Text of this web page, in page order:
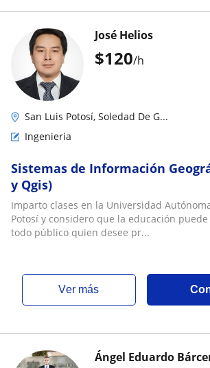
$120/h
José Helios
San Luis Potosí, Soledad De G...
Ingenieria
Sistemas de Información
y Qgis)
Imparto clases en la Universidad
Potosí y considero que la educación
todo público quien desee pr...
ver más
Ángel Eduardo